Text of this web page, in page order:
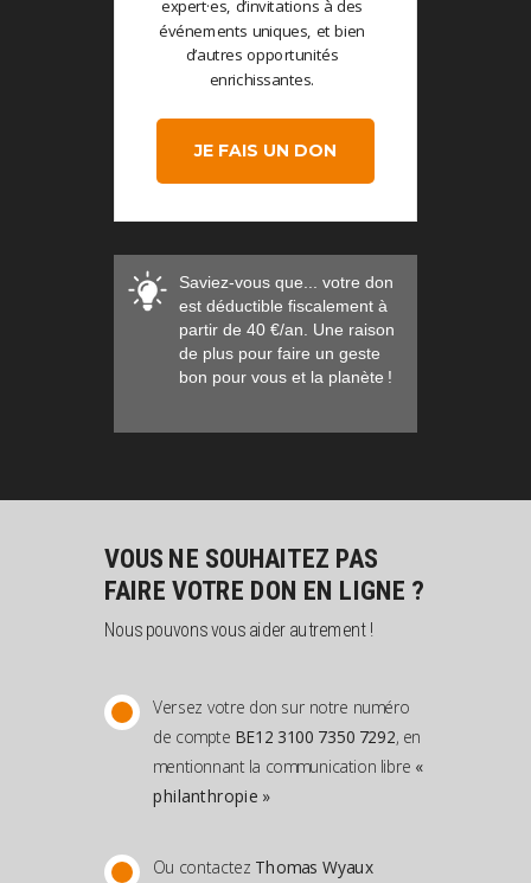
Saviez-vous que... votre don
est déductible ﬁscalement à
partir de 40 €/an. Une raison
de plus pour faire un geste
bon pour vous et la planète !
VOUS NE SOUHAITEZ PAS
FAIRE VOTRE DON EN LIGNE ?
Versez votre don sur notre numéro
de compte BE12 3100 7350 7292, en
mentionnant la communication libre «
philanthropie »
expert·es, d’invitations à des
événements uniques, et bien
d’autres opportunités
enrichissantes.
JE FAIS UN DON
Nous pouvons vous aider autrement !
Ou contactez Thomas Wyaux